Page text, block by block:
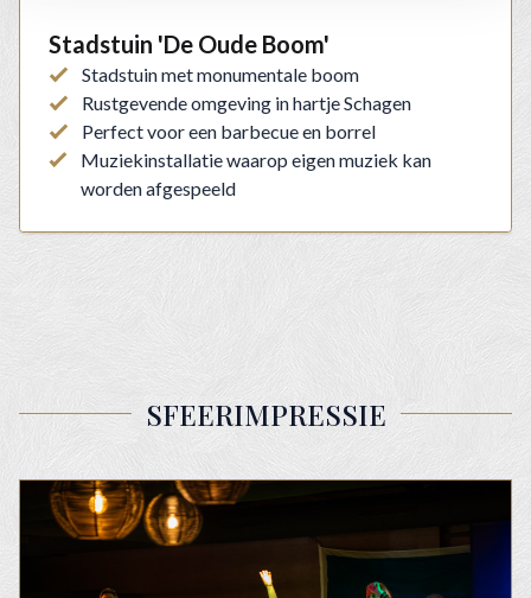
Stadstuin 'De Oude Boom'
Stadstuin met monumentale boom
Rustgevende omgeving in hartje Schagen
Perfect voor een barbecue en borrel
Muziekinstallatie waarop eigen muziek kan
worden afgespeeld
SFEERIMPRESSIE